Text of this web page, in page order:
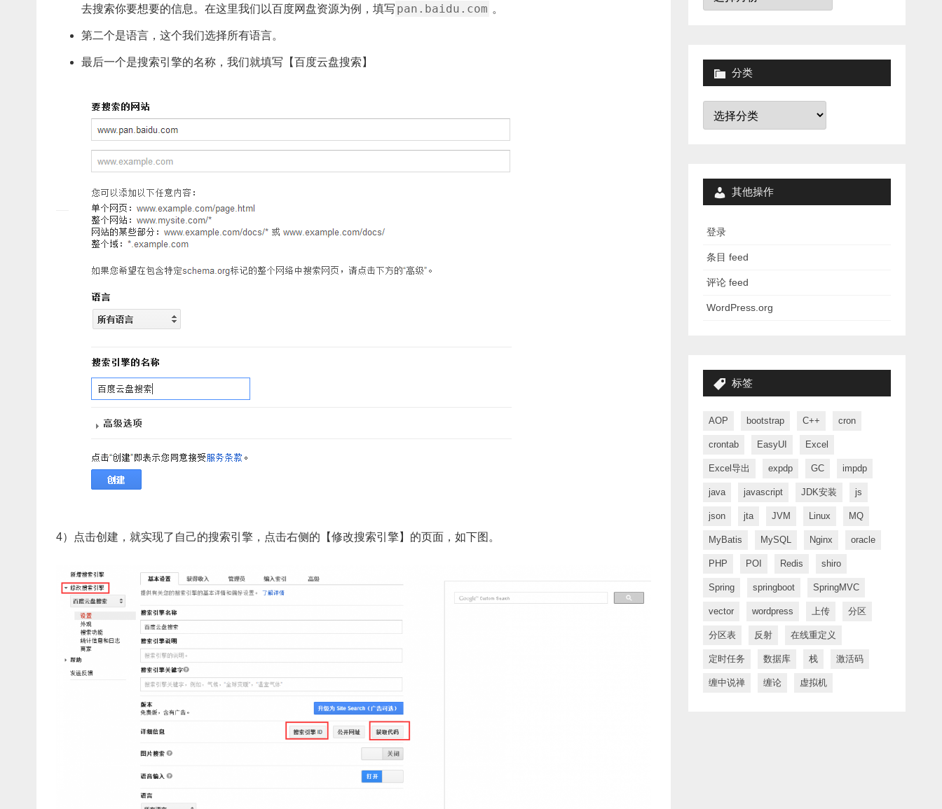
去搜索你要想要的信息。在这里我们以百度网盘资源为例，填写 pan.baidu.com 。
第二个是语言，这个我们选择所有语言。
最后一个是搜索引擎的名称，我们就填写【百度云盘搜索】
4）点击创建，就实现了自己的搜索引擎，点击右侧的【修改搜索引擎】的页面，如下图。
分类
分
其他操作
登录
条目 feed
评论 feed
WordPress.org
标签
AOP bootstrap C++ cron
crontab EasyUI Excel
Excel导出 expdp GC impdp
java javascript JDK安装 js
json jta JVM Linux MQ
MyBatis MySQL Nginx oracle
PHP POI Redis shiro
Spring springboot SpringMVC
vector wordpress 上传 分区
分区表 反射 在线重定义
定时任务 数据库 栈 激活码
缠中说禅 缠论 虚拟机